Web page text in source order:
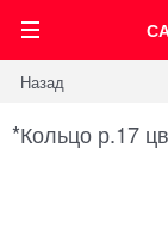
Назад
*Кольцо р.17